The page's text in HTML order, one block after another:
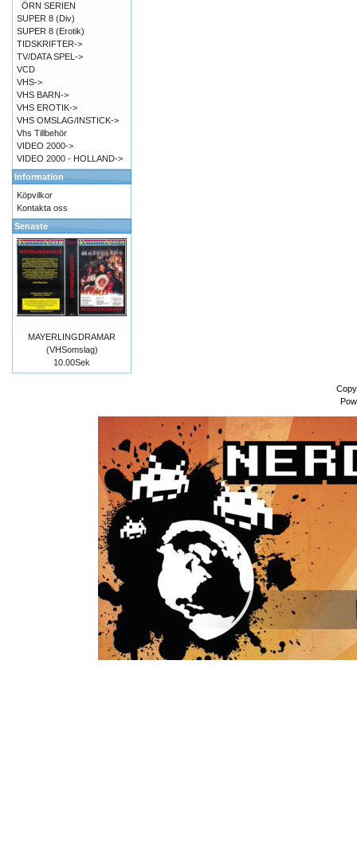
ÖRN SERIEN
SUPER 8 (Div)
SUPER 8 (Erotik)
TIDSKRIFTER->
TV/DATA SPEL->
VCD
VHS->
VHS BARN->
VHS EROTIK->
VHS OMSLAG/INSTICK->
Vhs Tillbehör
VIDEO 2000->
VIDEO 2000 - HOLLAND->
Information
Köpvilkor
Kontakta oss
Senaste
MAYERLINGDRAMAR
(VHSomslag)
10.00Sek